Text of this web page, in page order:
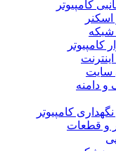
کامپیوتر
اسکنر
کامپیوتر
سایت
و دامنه
کامپیوتر
و قطعات